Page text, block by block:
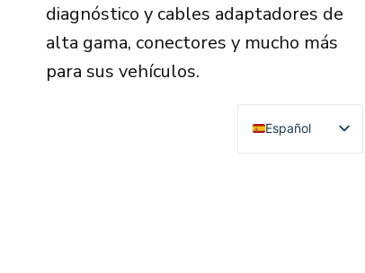
diagnóstico y cables adaptadores de
alta gama, conectores y mucho más
para sus vehículos.
Español
English